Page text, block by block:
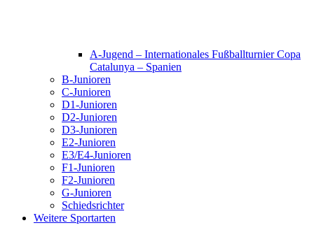
A-Jugend – Internationales Fußballturnier Copa
Catalunya – Spanien
B-Junioren
C-Junioren
D1-Junioren
D2-Junioren
D3-Junioren
E2-Junioren
E3/E4-Junioren
F1-Junioren
F2-Junioren
G-Junioren
Schiedsrichter
Weitere Sportarten